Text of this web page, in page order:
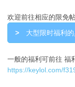
欢迎前往相应的限免
>
大型限时福利
一般的福利可前往 福
https://keylol.com/